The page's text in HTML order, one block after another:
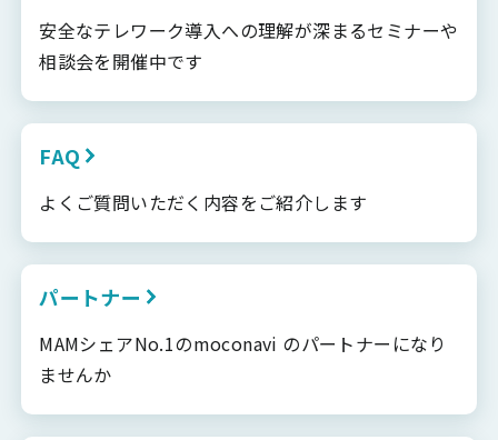
安全なテレワーク導入への理解が深まるセミナーや
相談会を開催中です
FAQ
よくご質問いただく内容をご紹介します
パートナー
MAMシェアNo.1のmoconavi のパートナーになり
ませんか